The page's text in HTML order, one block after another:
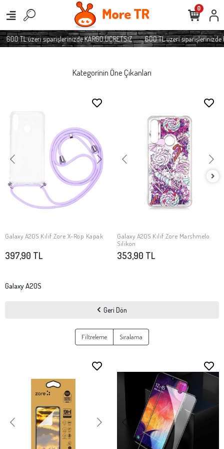
TL üzeri siparişlerinizde KARGO ÜCRETSİZ 600 TL üzeri siparişlerinizde
0
Kategorinin Öne Çıkanları
SEPETE EKLE
Galaxy A20S Kılıf Zore X-Rop Kapak
397,90 TL
SEPETE EKLE
Galaxy A20S Kılıf Zore Marshmelo
Silikon
353,90 TL
Galaxy A20S
Geri Dön
Filtreleme Sıralama